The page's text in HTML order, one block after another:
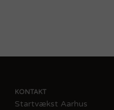
KONTAKT
Startvækst Aarhus